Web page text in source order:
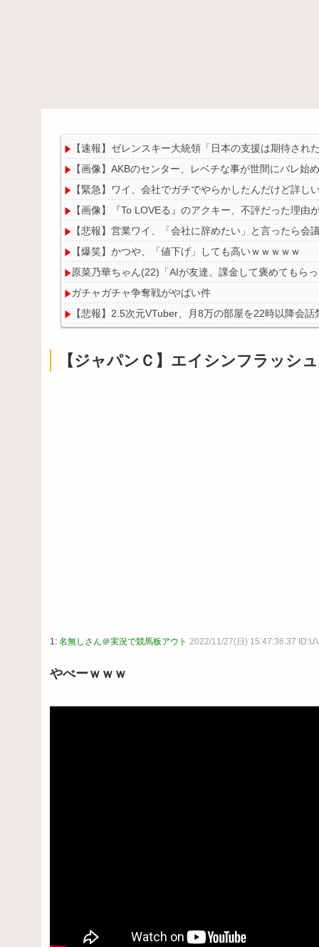
【速報】ゼレンスキー大統領「日本の支援は期待され
【画像】AKBのセンター、レベチな事が世間にバレ始
【緊急】ワイ、会社でガチでやらかしたんだけど詳し
【画像】『To LOVEる』のアクキー、不評だった理由
【悲報】営業ワイ、「会社に辞めたい」と言ったら会
【爆笑】かつや、「値下げ」しても高いｗｗｗｗｗ
原菜乃華ちゃん(22)「AIが友達。課金して褒めてもらっ
ガチャガチャ争奪戦がやばい件
【悲報】2.5次元VTuber、月8万の部屋を22時以降会
【ジャパンＣ】エイシンフラッシ
1: 名無しさん＠実況で競馬板アウト 2022/11/27(日) 15:47:36.37
やべーｗｗｗ